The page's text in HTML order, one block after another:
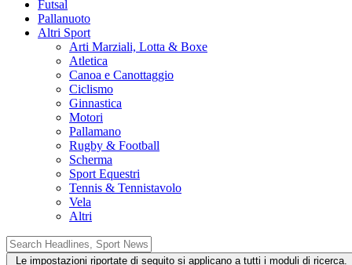
Futsal
Pallanuoto
Altri Sport
Arti Marziali, Lotta & Boxe
Atletica
Canoa e Canottaggio
Ciclismo
Ginnastica
Motori
Pallamano
Rugby & Football
Scherma
Sport Equestri
Tennis & Tennistavolo
Vela
Altri